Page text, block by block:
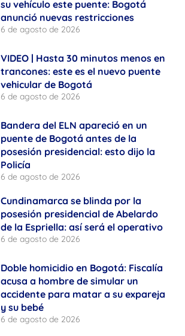
su vehículo este puente: Bogotá
anunció nuevas restricciones
6 de agosto de 2026
VIDEO | Hasta 30 minutos menos en
trancones: este es el nuevo puente
vehicular de Bogotá
6 de agosto de 2026
Bandera del ELN apareció en un
puente de Bogotá antes de la
posesión presidencial: esto dijo la
Policía
6 de agosto de 2026
Cundinamarca se blinda por la
posesión presidencial de Abelardo
de la Espriella: así será el operativo
6 de agosto de 2026
Doble homicidio en Bogotá: Fiscalía
acusa a hombre de simular un
accidente para matar a su expareja
y su bebé
6 de agosto de 2026